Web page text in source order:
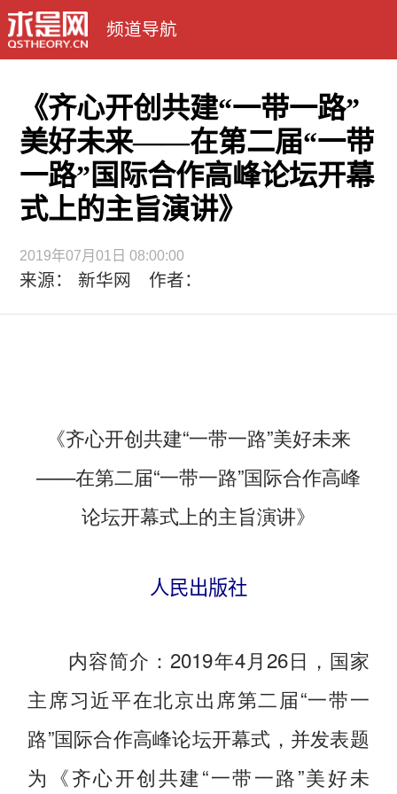
频道导航
《齐心开创共建“一带一路”
美好未来——在第二届“一带
一路”国际合作高峰论坛开幕
式上的主旨演讲》
2019年07月01日 08:00:00
来源： 新华网 作者：
《齐心开创共建“一带一路”美好未来
——在第二届“一带一路”国际合作高峰
论坛开幕式上的主旨演讲》
人民出版社
内容简介：2019年4月26日，国家
主席习近平在北京出席第二届“一带一
路”国际合作高峰论坛开幕式，并发表题
为《齐心开创共建“一带一路”美好未